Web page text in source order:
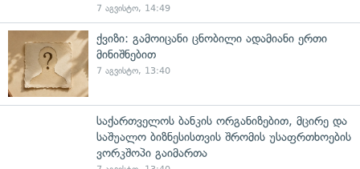
7 აგვისტო, 14:49
ქვიზი: გამოიცანი ცნობილი ადამიანი ერთი
მინიშნებით
7 აგვისტო, 13:40
საქართველოს ბანკის ორგანიზებით, მცირე და
საშუალო ბიზნესისთვის შრომის უსაფრთხოების
ვორკშოპი გაიმართა